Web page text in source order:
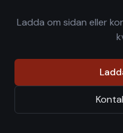
Ladda om sidan eller